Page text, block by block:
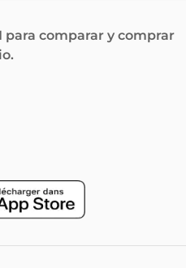
para comparar y comprar